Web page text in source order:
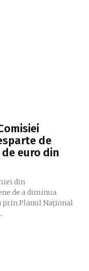
de
euro din
din
de a diminua
prin Planul Național